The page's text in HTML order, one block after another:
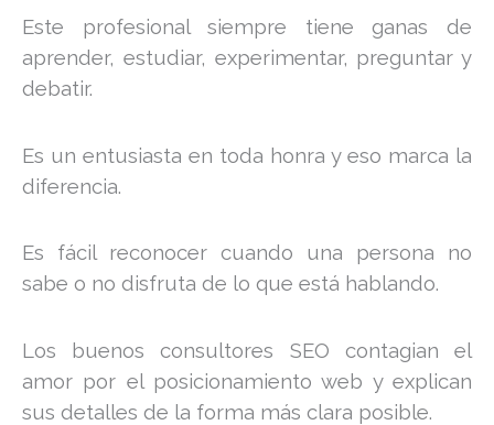
Este profesional siempre tiene ganas de
aprender, estudiar, experimentar, preguntar y
debatir.
Es un entusiasta en toda honra y eso marca la
diferencia.
Es fácil reconocer cuando una persona no
sabe o no disfruta de lo que está hablando.
Los buenos consultores SEO contagian el
amor por el posicionamiento web y explican
sus detalles de la forma más clara posible.